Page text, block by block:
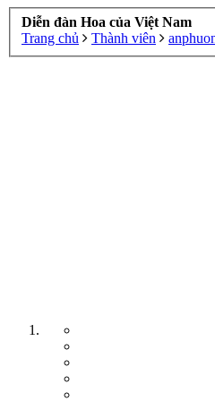
Diễn đàn Hoa của Việt Nam
Trang chủ
Thành viên